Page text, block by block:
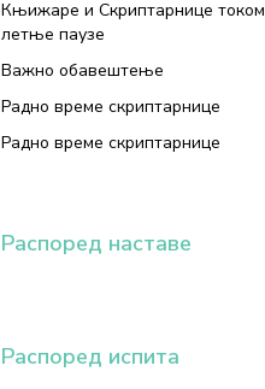
Књижаре и Скриптарнице током
летње паузе
Важно обавештење
Радно време скриптарнице
Радно време скриптарнице
Распоред наставе
Распоред испита